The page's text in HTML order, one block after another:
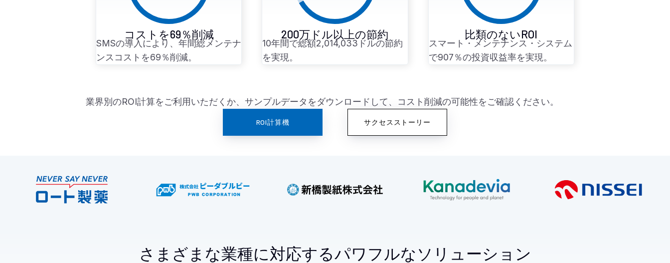
コストを69％削減
SMSの導入により、年間総メンテナ
ンスコストを69％削減。
200万ドル以上の節約
10年間で総額2,014,033ドルの節約
を実現。
比類のないROI
スマート・メンテナンス・システム
で907％の投資収益率を実現。
業界別のROI計算をご利用いただくか、サンプルデータをダウンロードして、コスト削減の可能性をご確認ください。
ROI計算機 サクセスストーリー
さまざまな業種に対応するパワフルなソリューション